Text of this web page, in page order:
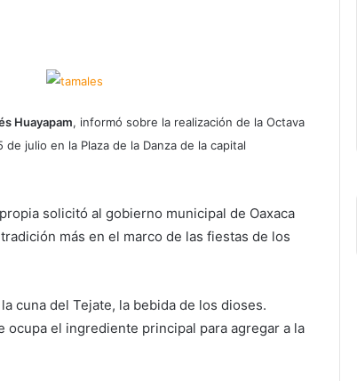
Huayapam, informó sobre la realización de la Octava
julio en la Plaza de la Danza de la capital
solicitó al gobierno municipal de Oaxaca
más en el marco de las fiestas de los
cuna del Tejate, la bebida de los dioses.
ocupa el ingrediente principal para agregar a la